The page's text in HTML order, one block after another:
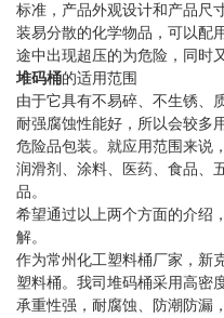
标准，产品外观设计和产品尺
装易分散的化学物品，可以配
途中出现超压的为危险，同时
堆码桶的适用范围
由于它具有不易碎、不生锈、
耐强腐蚀性能好，所以会较多
危险品包装。就应用范围来说
润滑剂、涂料、医药、食品、
品。
希望通过以上两个方面的介绍
解。
作为常州化工塑料桶厂家，新
塑料桶。我司堆码桶采用高密
承重性强，耐腐蚀、防潮防漏